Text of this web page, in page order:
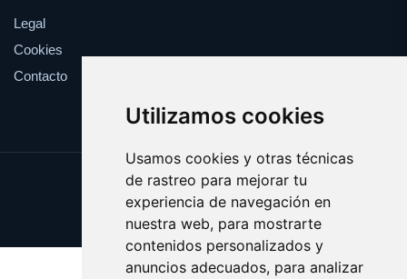
Utilizamos cookies
Usamos cookies y otras técnicas
de rastreo para mejorar tu
experiencia de navegación en
nuestra web, para mostrarte
contenidos personalizados y
anuncios adecuados, para analizar
Legal
Cookies
Contacto
Update cookies preferences
Copyright © 2025 regalos.info